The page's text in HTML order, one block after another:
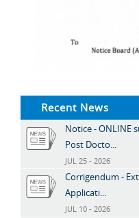
Recent News
Notice - ONLINE
Post Docto...
JUL 25 - 2026
Corrigendum -
Applicati...
JUL 10 - 2026